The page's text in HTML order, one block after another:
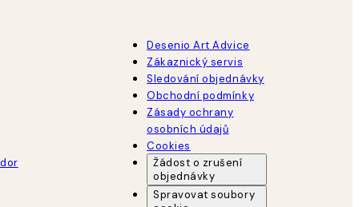
Desenio Art Advice
Zákaznický servis
Sledování objednávky
Obchodní podmínky
Zásady ochrany
osobních údajů
Cookies
Žádost o zrušení
objednávky
Spravovat soubory